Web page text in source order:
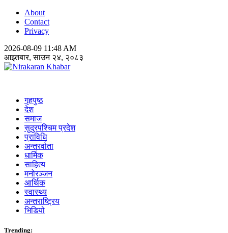
About
Contact
Privacy
2026-08-09 11:48 AM
आइतबार, साउन २४, २०८३
गृहपुष्ठ
देश
समाज
सुदुरपश्चिम प्रदेश
प्राविधि
अन्तरर्वाता
धार्मिक
साहित्य
मनोरञ्जन
आर्थिक
स्वास्थ्य
अन्तराष्ट्रिय
भिडियो
Trending: